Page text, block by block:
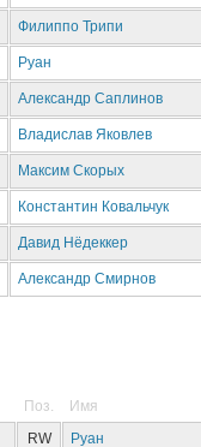
Филиппо Трипи
Руан
Aлександр Саплинов
Владислав Яковлев
Максим Скорых
Константин Ковальчук
Давид Нёдеккер
Александр Смирнов
Поз. Имя
RW Руан